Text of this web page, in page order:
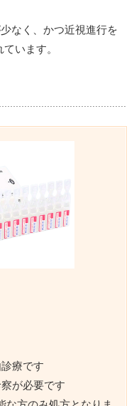
なく、かつ近視進行を
います。
療です
が必要です